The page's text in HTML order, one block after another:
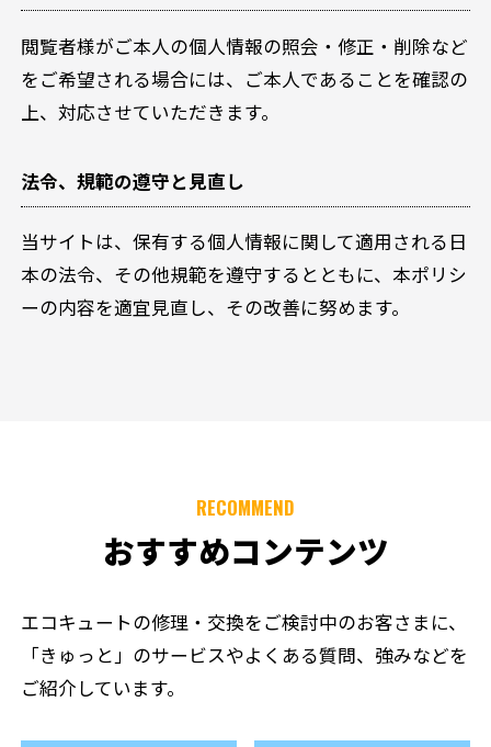
閲覧者様がご本人の個人情報の照会・修正・削除など
をご希望される場合には、ご本人であることを確認の
上、対応させていただきます。
法令、規範の遵守と見直し
当サイトは、保有する個人情報に関して適用される日
本の法令、その他規範を遵守するとともに、本ポリシ
ーの内容を適宜見直し、その改善に努めます。
RECOMMEND
おすすめコンテンツ
エコキュートの修理・交換をご検討中のお客さまに、
「きゅっと」のサービスやよくある質問、強みなどを
ご紹介しています。